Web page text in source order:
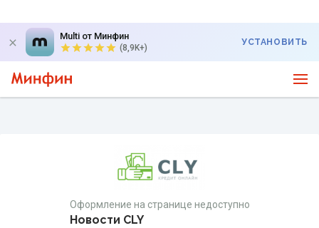
Multi от Минфин
(8,9K+)
УСТАНОВИТЬ
Оформление на странице недоступно
Новости CLY